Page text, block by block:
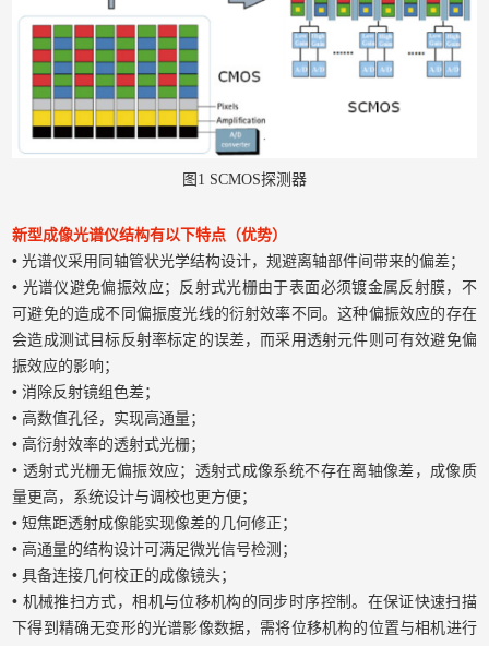
图1 SCMOS探测器
新型成像光谱仪结构有以下特点（优势）
•光谱仪采用同轴管状光学结构设计，规避离轴部件间带来的偏差；
• 光谱仪避免偏振效应；反射式光栅由于表面必须镀金属反射膜，不
可避免的造成不同偏振度光线的衍射效率不同。这种偏振效应的存在
会造成测试目标反射率标定的误差，而采用透射元件则可有效避免偏
振效应的影响；
•消除反射镜组色差；
•高数值孔径，实现高通量；
•高衍射效率的透射式光栅；
• 透射式光栅无偏振效应；透射式成像系统不存在离轴像差，成像质
量更高，系统设计与调校也更方便；
•短焦距透射成像能实现像差的几何修正；
•高通量的结构设计可满足微光信号检测；
•具备连接几何校正的成像镜头；
• 机械推扫方式，相机与位移机构的同步时序控制。在保证快速扫描
下得到精确无变形的光谱影像数据，需将位移机构的位置与相机进行